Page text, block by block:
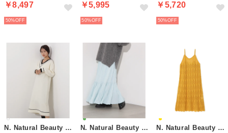
￥8,497
50%
￥5,995
50%
￥5,720
50%
N. Natural Beauty Basic* N. Natural Beauty Basic* N. Natural Beauty Basic*